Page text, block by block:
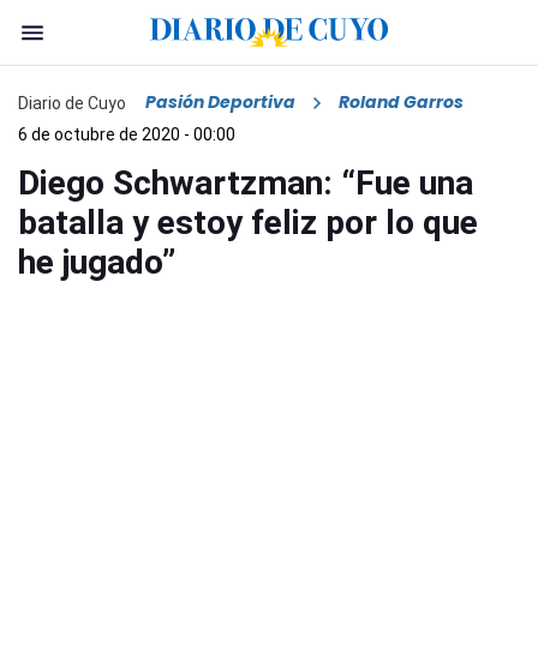
Diario de Cuyo Pasión Deportiva Roland Garros
6 de octubre de 2020 - 00:00
Diego Schwartzman: “Fue una
batalla y estoy feliz por lo que
he jugado”